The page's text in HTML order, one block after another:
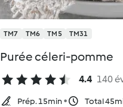
TM7 TM6 TM5 TM31
Purée céleri-pomme
4.4 140
Prép. 15min Total